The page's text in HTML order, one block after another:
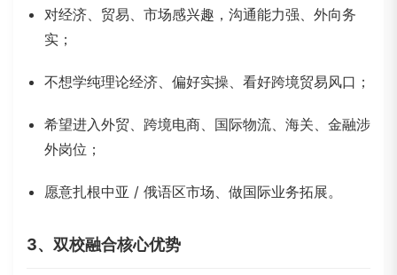
对经济、贸易、市场感兴趣，沟通能力强、外向务
实；
不想学纯理论经济、偏好实操、看好跨境贸易风口；
希望进入外贸、跨境电商、国际物流、海关、金融涉
外岗位；
愿意扎根中亚 / 俄语区市场、做国际业务拓展。
3、双校融合核心优势